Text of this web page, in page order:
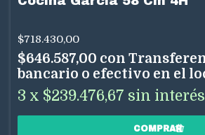
$718.430,00
$646.587,00 con
bancario o efectivo en el
3 x $239.476,67 sin interés